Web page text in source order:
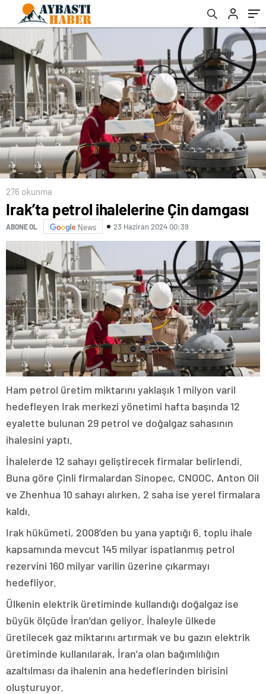
276 okunma
Irak’ta petrol ihalelerine Çin damgası
ABONE OL News 23 Haziran 2024 00:39
Ham petrol üretim miktarını yaklaşık 1 milyon varil
hedefleyen Irak merkezi yönetimi hafta başında 12
eyalette bulunan 29 petrol ve doğalgaz sahasının
ihalesini yaptı.
İhalelerde 12 sahayı geliştirecek firmalar belirlendi.
Buna göre Çinli firmalardan Sinopec, CNOOC, Anton Oil
ve Zhenhua 10 sahayı alırken, 2 saha ise yerel firmalara
kaldı.
Irak hükümeti, 2008’den bu yana yaptığı 6. toplu ihale
kapsamında mevcut 145 milyar ispatlanmış petrol
rezervini 160 milyar varilin üzerine çıkarmayı
hedefliyor.
Ülkenin elektrik üretiminde kullandığı doğalgaz ise
büyük ölçüde İran’dan geliyor. İhaleyle ülkede
üretilecek gaz miktarını artırmak ve bu gazın elektrik
üretiminde kullanılarak, İran’a olan bağımlılığın
azaltılması da ihalenin ana hedeflerinden birisini
oluşturuyor.